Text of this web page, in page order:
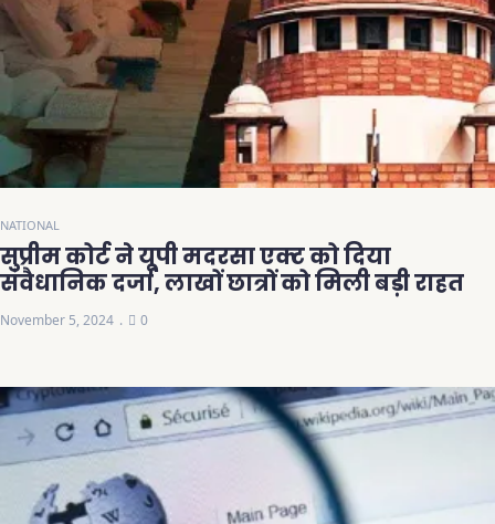
NATIONAL
सुप्रीम कोर्ट ने यूपी मदरसा एक्ट को दिया
संवैधानिक दर्जा, लाखों छात्रों को मिली बड़ी राहत
November 5, 2024 0